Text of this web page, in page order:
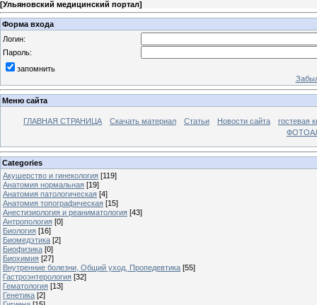
[Ульяновский медицинский портал]
Форма входа
Логин:
Пароль:
запомнить
Меню сайта
ГЛАВНАЯ СТРАНИЦА Скачать материал Статьи Новости сайта
гостевая
Categories
Акушерство и гинекология [119]
Анатомия нормальная [19]
Анатомия патологическая [4]
Анатомия топографическая [15]
Анестизиология и реаниматология [43]
Антропология [0]
Биология [16]
Биомедэтика [2]
Биофизика [0]
Биохимия [27]
Внутренние болезни, Общий уход, Пропедевтика [55]
Гастроэнтерология [32]
Гематология [13]
Генетика [2]